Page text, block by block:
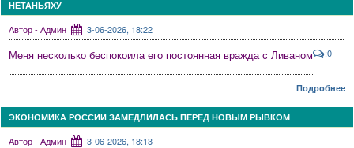
НЕТАНЬЯХУ
Автор - Админ 3-06-2026, 18:22
Меня несколько беспокоила его постоянная вражда с Ливаном :0
Подробнее
ЭКОНОМИКА РОССИИ ЗАМЕДЛИЛАСЬ ПЕРЕД НОВЫМ РЫВКОМ
Автор - Админ 3-06-2026, 18:13